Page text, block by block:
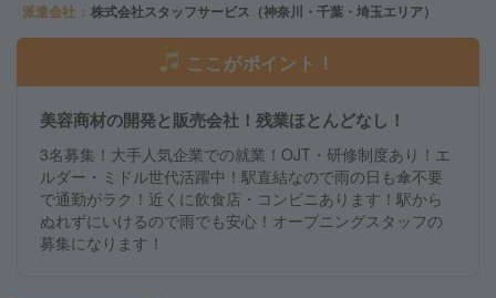
派遣会社
株式会社スタッフサービス（神奈川・千葉・埼玉エリア）
ここがポイント！
美容商材の開発と販売会社！残業ほとんどなし！
3名募集！大手人気企業での就業！OJT・研修制度あり！エ
ルダー・ミドル世代活躍中！駅直結なので雨の日も傘不要
で通勤がラク！近くに飲食店・コンビニあります！駅から
ぬれずにいけるので雨でも安心！オープニングスタッフの
募集になります！